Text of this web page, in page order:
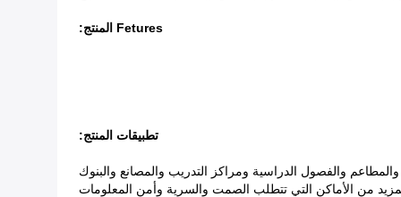
Fetures المنتج:
تطبيقات المنتج:
والفصول الدراسية ومراكز التدريب والمصانع والبنوك
من الأماكن التي تتطلب الصمت والسرية وأمن المعلومات